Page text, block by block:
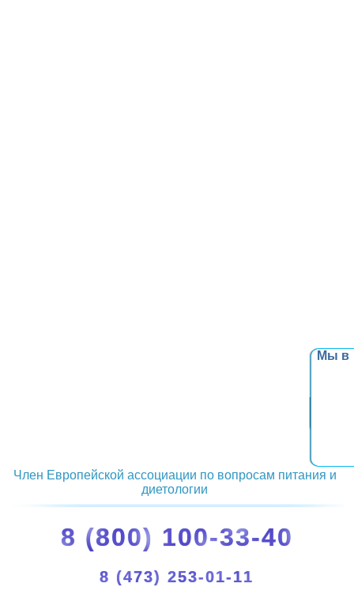
Мы в
Член Европейской ассоциации по вопросам питания и
диетологии
8 (800) 100-33-40
8 (473) 253-01-11